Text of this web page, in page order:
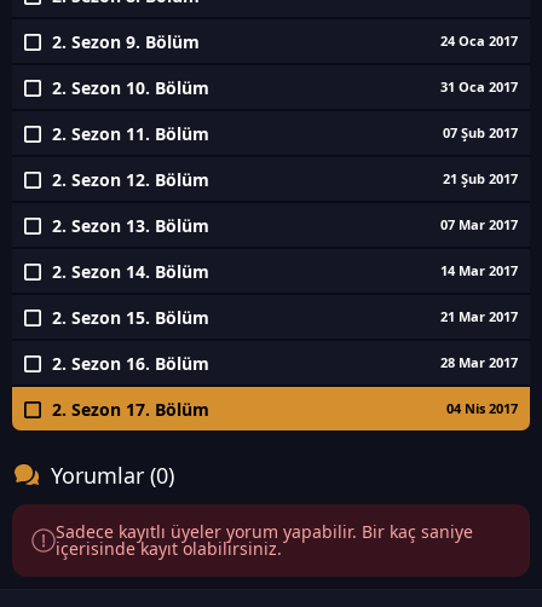
2. Sezon 9. Bölüm 24 Oca 2017
2. Sezon 10. Bölüm 31 Oca 2017
2. Sezon 11. Bölüm 07 Şub 2017
2. Sezon 12. Bölüm 21 Şub 2017
2. Sezon 13. Bölüm 07 Mar 2017
2. Sezon 14. Bölüm 14 Mar 2017
2. Sezon 15. Bölüm 21 Mar 2017
2. Sezon 16. Bölüm 28 Mar 2017
2. Sezon 17. Bölüm 04 Nis 2017
Yorumlar (0)
Sadece kayıtlı üyeler yorum yapabilir. Bir kaç saniye
içerisinde kayıt olabilirsiniz.